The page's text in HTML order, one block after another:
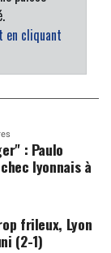
en cliquant
: Paulo
lyonnais à
frileux, Lyon
(2-1)